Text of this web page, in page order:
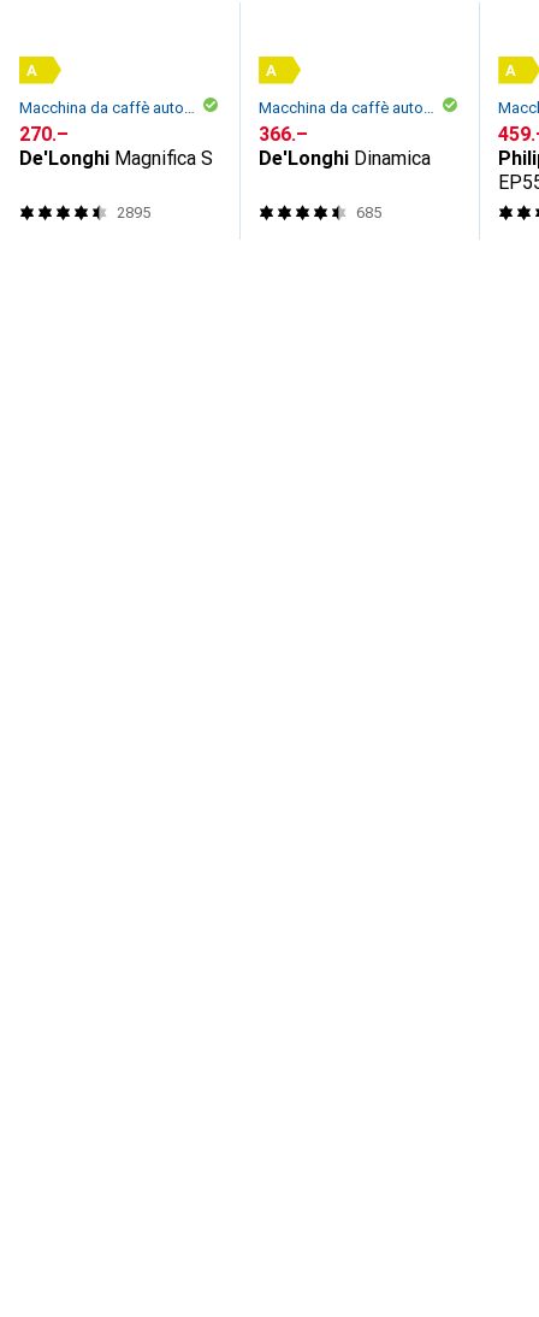
A
Macchina da caffè automatica
CHF
270.–
De'Longhi Magnifica S
2895
A
Macchina da caffè automatica
CHF
366.–
De'Longhi Dinamica
685
A
CHF